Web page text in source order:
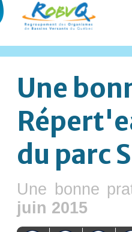
Une
du parc
Une bonne
juin 2015